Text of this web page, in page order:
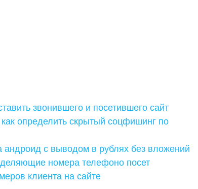
звонившего и посетившего сайт
определить скрытый соцфишинг по
андроид с выводом в рублях без вложений
номера телефоно посет
клиента на сайте